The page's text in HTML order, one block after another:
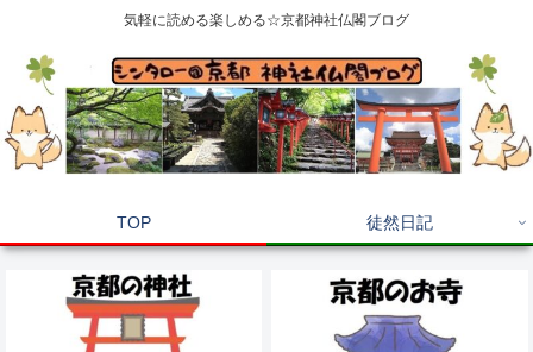
気軽に読める楽しめる☆京都神社仏閣ブログ
TOP 徒然日記